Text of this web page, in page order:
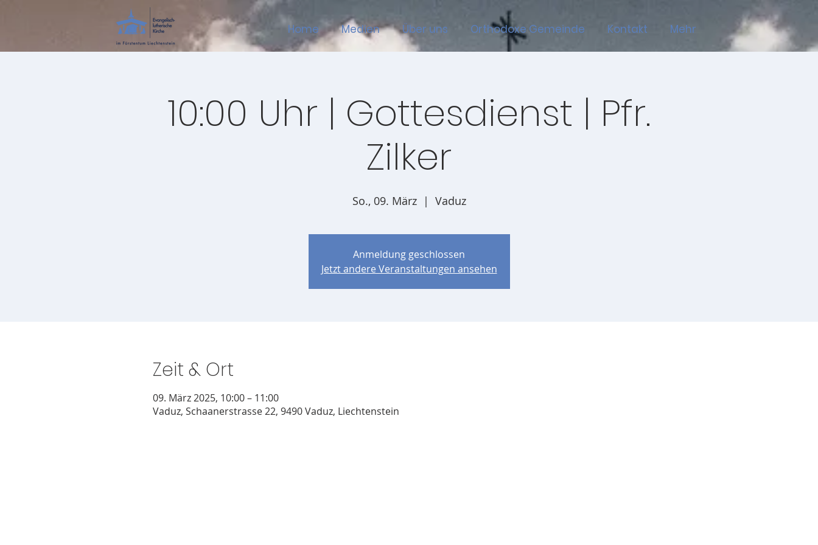
Home Medien Über uns Orthodoxe Gemeinde Kontakt Mehr
10:00 Uhr | Gottesdienst | Pfr.
Zilker
So., 09. März
  |
Vaduz
Anmeldung geschlossen
Jetzt andere Veranstaltungen ansehen
Zeit & Ort
09. März 2025, 10:00 – 11:00
Vaduz, Schaanerstrasse 22, 9490 Vaduz, Liechtenstein